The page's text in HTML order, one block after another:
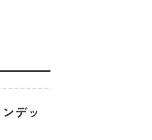
デッ